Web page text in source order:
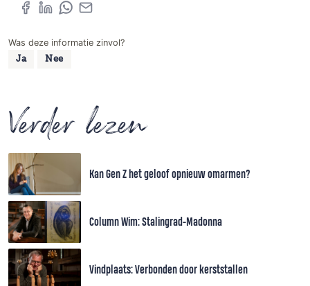
Was deze informatie zinvol?
Ja Nee
Verder lezen
Kan Gen Z het geloof opnieuw omarmen?
Column Wim: Stalingrad-Madonna
Vindplaats: Verbonden door kerststallen